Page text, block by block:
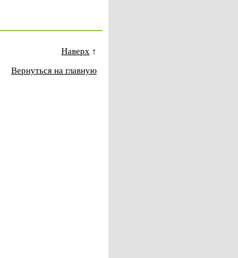
Наверх ↑
Вернуться на главную